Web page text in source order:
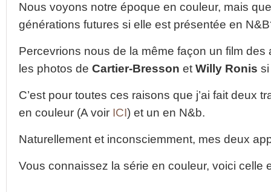
Nous voyons notre époque en couleur, mais
générations futures si elle est présentée en
Percevrions nous de la même façon un film
les photos de Cartier-Bresson et Willy Ronis
C’est pour toutes ces raisons que j’ai fait deux
en couleur (A voir ICI) et un en N&b.
Naturellement et inconsciemment, mes deux
Vous connaissez la série en couleur, voici celle